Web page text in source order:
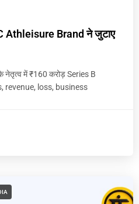
Athleisure Brand ने जुटाए
में ₹160 करोड़ Series B
revenue, loss, business